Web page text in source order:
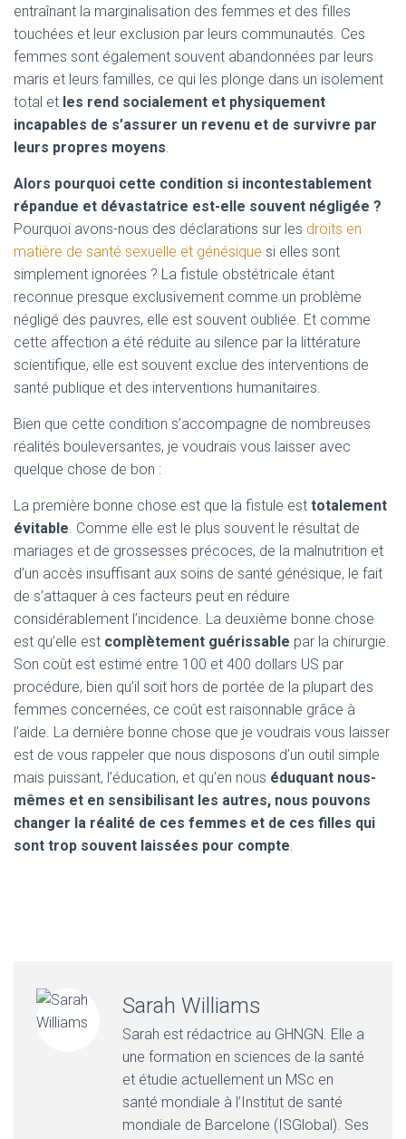
entraînant la marginalisation des femmes et des filles
touchées et leur exclusion par leurs communautés. Ces
femmes sont également souvent abandonnées par leurs
maris et leurs familles, ce qui les plonge dans un isolement
total et les rend socialement et physiquement
incapables de s’assurer un revenu et de survivre par
leurs propres moyens.
Alors pourquoi cette condition si incontestablement
répandue et dévastatrice est-elle souvent négligée ?
Pourquoi avons-nous des déclarations sur les droits en
matière de santé sexuelle et génésique si elles sont
simplement ignorées ? La fistule obstétricale étant
reconnue presque exclusivement comme un problème
négligé des pauvres, elle est souvent oubliée. Et comme
cette affection a été réduite au silence par la littérature
scientifique, elle est souvent exclue des interventions de
santé publique et des interventions humanitaires.
Bien que cette condition s’accompagne de nombreuses
réalités bouleversantes, je voudrais vous laisser avec
quelque chose de bon :
La première bonne chose est que la fistule est totalement
évitable. Comme elle est le plus souvent le résultat de
mariages et de grossesses précoces, de la malnutrition et
d’un accès insuffisant aux soins de santé génésique, le fait
de s’attaquer à ces facteurs peut en réduire
considérablement l’incidence. La deuxième bonne chose
est qu’elle est complètement guérissable par la chirurgie.
Son coût est estimé entre 100 et 400 dollars US par
procédure, bien qu’il soit hors de portée de la plupart des
femmes concernées, ce coût est raisonnable grâce à
l’aide. La dernière bonne chose que je voudrais vous laisser
est de vous rappeler que nous disposons d’un outil simple
mais puissant, l’éducation, et qu’en nous éduquant nous-
mêmes et en sensibilisant les autres, nous pouvons
changer la réalité de ces femmes et de ces filles qui
sont trop souvent laissées pour compte.
Sarah Williams
Sarah est rédactrice au GHNGN. Elle a
une formation en sciences de la santé
et étudie actuellement un MSc en
santé mondiale à l’Institut de santé
mondiale de Barcelone (ISGlobal). Ses